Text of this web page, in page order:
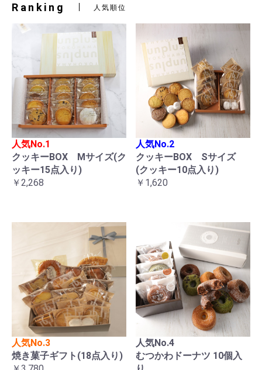
Ranking 人気順位
人気No.1
クッキーBOX Mサイズ(ク
ッキー15点入り)
￥2,268
人気No.2
クッキーBOX Sサイズ
(クッキー10点入り)
￥1,620
人気No.3
焼き菓子ギフト(18点入り)
人気No.4
むつかわドーナツ 10個入